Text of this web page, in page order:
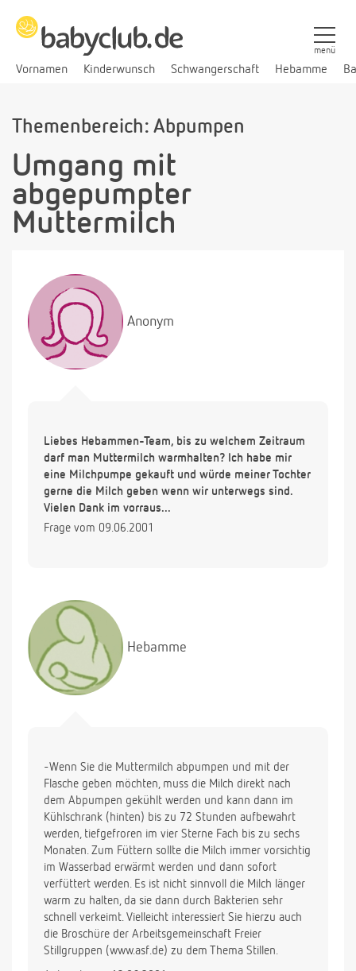
Vornamen Kinderwunsch Schwangerschaft Hebamme
menü
Themenbereich: Abpumpen
Umgang mit
abgepumpter
Muttermilch
Anonym
Liebes Hebammen-Team, bis zu welchem Zeitraum
darf man Muttermilch warmhalten? Ich habe mir
eine Milchpumpe gekauft und würde meiner Tochter
gerne die Milch geben wenn wir unterwegs sind.
Vielen Dank im vorraus...
Frage vom 09.06.2001
Hebamme
-Wenn Sie die Muttermilch abpumpen und mit der
Flasche geben möchten, muss die Milch direkt nach
dem Abpumpen gekühlt werden und kann dann im
Kühlschrank (hinten) bis zu 72 Stunden aufbewahrt
werden, tiefgefroren im vier Sterne Fach bis zu sechs
Monaten. Zum Füttern sollte die Milch immer vorsichtig
im Wasserbad erwärmt werden und dann sofort
verfüttert werden. Es ist nicht sinnvoll die Milch länger
warm zu halten, da sie dann durch Bakterien sehr
schnell verkeimt. Vielleicht interessiert Sie hierzu auch
die Broschüre der Arbeitsgemeinschaft Freier
Stillgruppen (www.asf.de) zu dem Thema Stillen.